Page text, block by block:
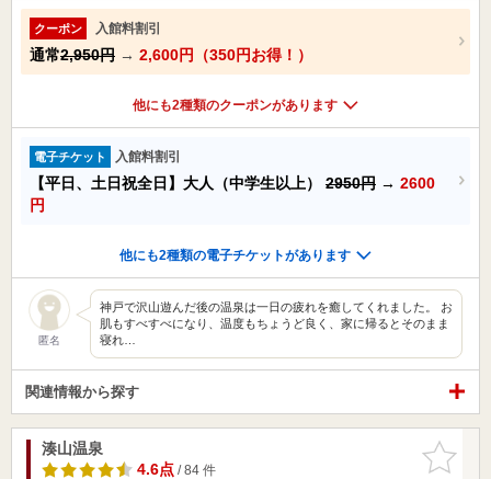
クーポン 入館料割引
通常2,950円 → 2,600円（350円お得！）
他にも2種類のクーポンがあります
電子チケット 入館料割引
【平日、土日祝全日】大人（中学生以上） 2950円 → 2600
円
他にも2種類の電子チケットがあります
匿名
神戸で沢山遊んだ後の温泉は一日の疲れを癒してくれました。 お
肌もすべすべになり、温度もちょうど良く、家に帰るとそのまま
寝れ…
関連情報から探す
お気に入
りに追加
湊山温泉
4.6点/ 84 件